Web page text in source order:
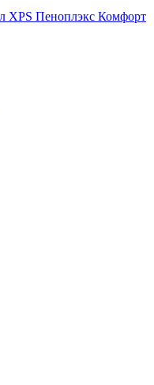
XPS Пеноплэкс Комфорт